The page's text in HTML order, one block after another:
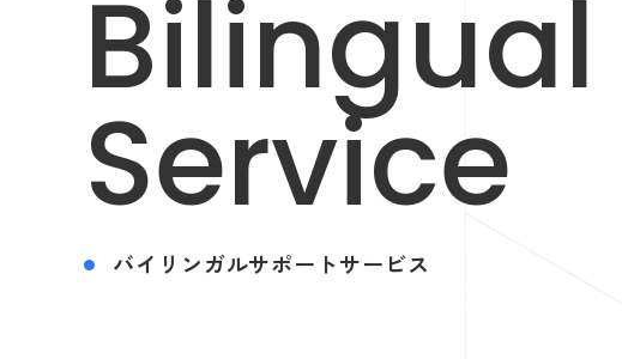
Service
バイリンガルサポートサービス